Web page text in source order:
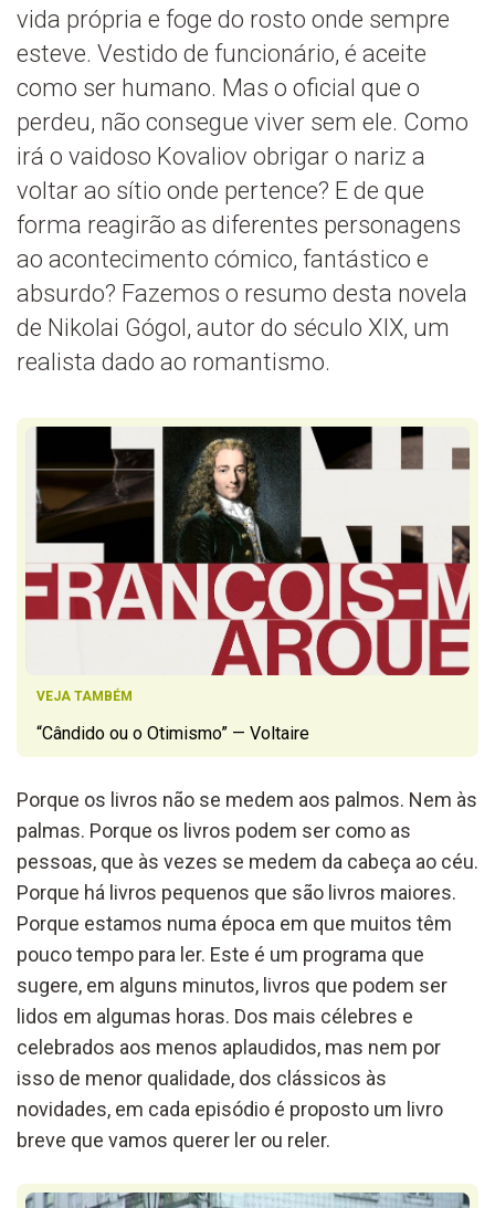
vida própria e foge do rosto onde sempre
esteve. Vestido de funcionário, é aceite
como ser humano. Mas o oficial que o
perdeu, não consegue viver sem ele. Como
irá o vaidoso Kovaliov obrigar o nariz a
voltar ao sítio onde pertence? E de que
forma reagirão as diferentes personagens
ao acontecimento cómico, fantástico e
absurdo? Fazemos o resumo desta novela
de Nikolai Gógol, autor do século XIX, um
realista dado ao romantismo.
VEJA TAMBÉM
“Cândido ou o Otimismo” — Voltaire
Porque os livros não se medem aos palmos. Nem às
palmas. Porque os livros podem ser como as
pessoas, que às vezes se medem da cabeça ao céu.
Porque há livros pequenos que são livros maiores.
Porque estamos numa época em que muitos têm
pouco tempo para ler. Este é um programa que
sugere, em alguns minutos, livros que podem ser
lidos em algumas horas. Dos mais célebres e
celebrados aos menos aplaudidos, mas nem por
isso de menor qualidade, dos clássicos às
novidades, em cada episódio é proposto um livro
breve que vamos querer ler ou reler.